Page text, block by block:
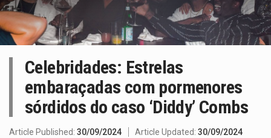
Celebridades: Estrelas
embaraçadas com pormenores
sórdidos do caso ‘Diddy’ Combs
Article Published: 30/09/2024 Article Updated: 30/09/2024